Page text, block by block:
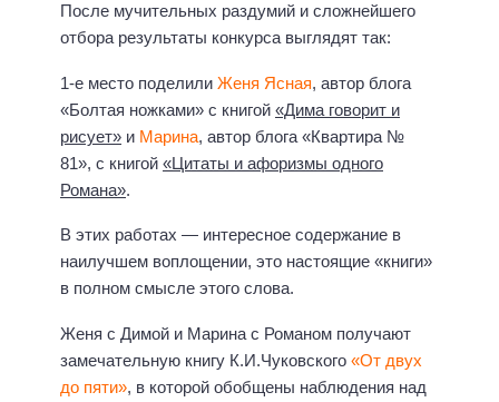
После мучительных раздумий и сложнейшего
отбора результаты конкурса выглядят так:
1-е место поделили Женя Ясная, автор блога
«Болтая ножками» с книгой «Дима говорит и
рисует» и Марина, автор блога «Квартира №
81», с книгой «Цитаты и афоризмы одного
Романа».
В этих работах — интересное содержание в
наилучшем воплощении, это настоящие «книги»
в полном смысле этого слова.
Женя с Димой и Марина с Романом получают
замечательную книгу К.И.Чуковского «От двух
до пяти», в которой обобщены на­блюдения над